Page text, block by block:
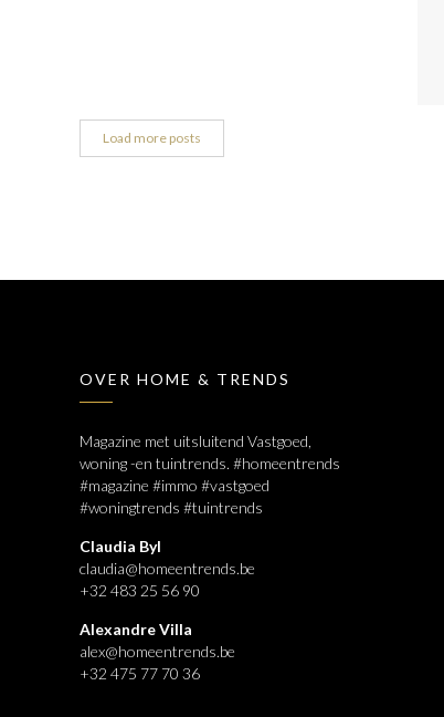
Load more posts
OVER HOME & TRENDS
Magazine met uitsluitend Vastgoed,
woning -en tuintrends. #homeentrends
#magazine #immo #vastgoed
#woningtrends #tuintrends
Claudia Byl
claudia@homeentrends.be
+32 483 25 56 90
Alexandre Villa
alex@homeentrends.be
+32 475 77 70 36